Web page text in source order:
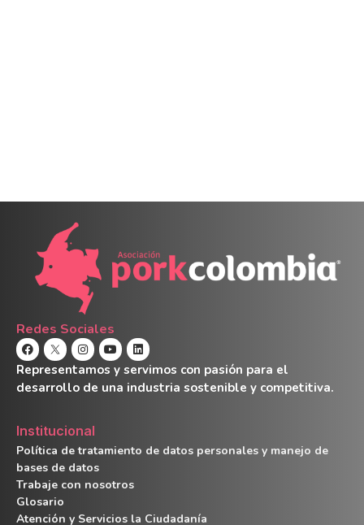
Redes Sociales
Representamos y servimos con pasión para el
desarrollo de una industria sostenible y competitiva.
Institucional
Política de tratamiento de datos personales y manejo de
bases de datos
Trabaje con nosotros
Glosario
Atención y Servicios la Ciudadanía